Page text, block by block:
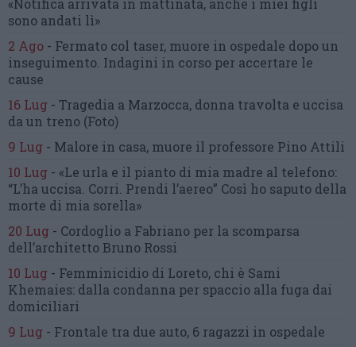
sono andati lì»
2 Ago - Fermato col taser, muore in ospedale dopo un
inseguimento. Indagini in corso per accertare le
cause
16 Lug - Tragedia a Marzocca, donna travolta e uccisa
da un treno (Foto)
9 Lug - Malore in casa, muore il professore Pino Attili
10 Lug - «Le urla e il pianto di mia madre al telefono:
“L’ha uccisa. Corri. Prendi l’aereo” Così ho saputo della
morte di mia sorella»
20 Lug - Cordoglio a Fabriano per la scomparsa
dell’architetto Bruno Rossi
10 Lug - Femminicidio di Loreto, chi è Sami
Khemaies: dalla condanna per spaccio alla fuga dai
domiciliari
9 Lug - Frontale tra due auto, 6 ragazzi in ospedale